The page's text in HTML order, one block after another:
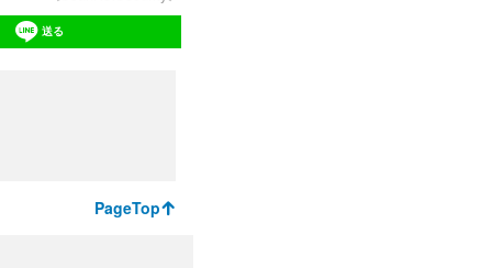
送る
PageTop